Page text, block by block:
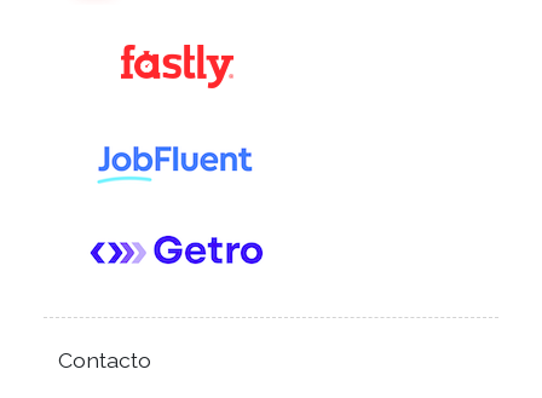
Contacto